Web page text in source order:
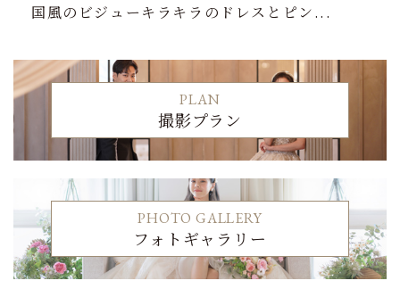
国風のビジューキラキラのドレスとピン...
PLAN
撮影プラン
PHOTO GALLERY
フォトギャラリー